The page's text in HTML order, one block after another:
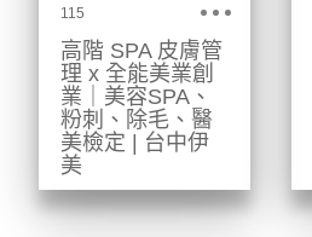
為變現品牌力。
115
高階 SPA 皮膚管
理 x 全能美業創
業｜美容SPA、
粉刺、除毛、醫
美檢定 | 台中伊
美
以醫學專業為後